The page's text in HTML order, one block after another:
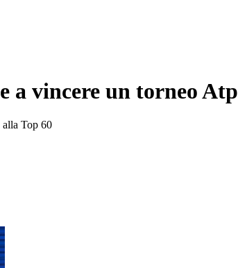
a vincere un torneo Atp
alla Top 60